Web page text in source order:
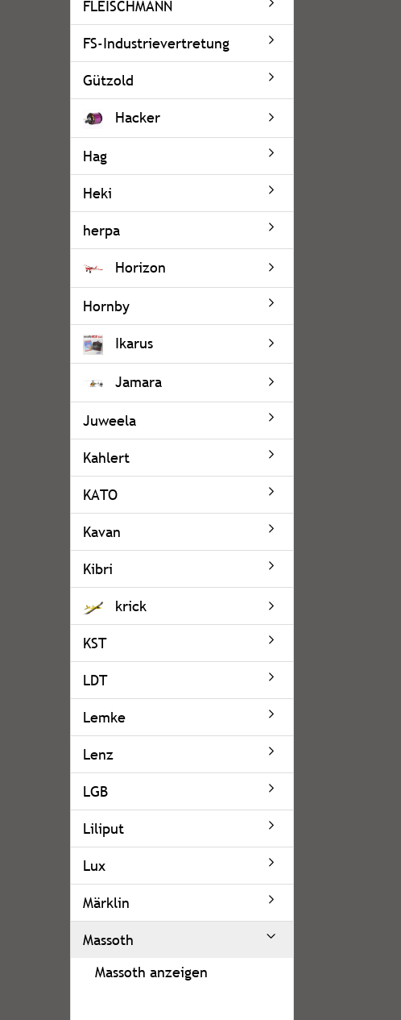
FLEISCHMANN
FS-Industrievertretung
Gützold
Hacker
Hag
Heki
herpa
Horizon
Hornby
Ikarus
Jamara
Juweela
Kahlert
KATO
Kavan
Kibri
krick
KST
LDT
Lemke
Lenz
LGB
Liliput
Lux
Märklin
Massoth
Massoth anzeigen